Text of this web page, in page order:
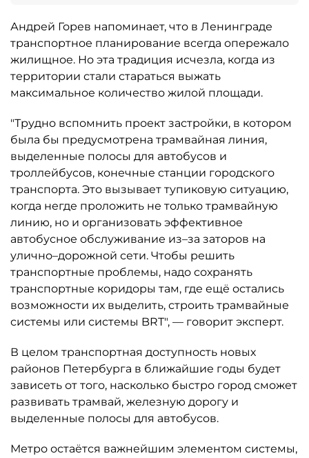
Андрей Горев напоминает, что в Ленинграде
транспортное планирование всегда опережало
жилищное. Но эта традиция исчезла, когда из
территории стали стараться выжать
максимальное количество жилой площади.
"Трудно вспомнить проект застройки, в котором
была бы предусмотрена трамвайная линия,
выделенные полосы для автобусов и
троллейбусов, конечные станции городского
транспорта. Это вызывает тупиковую ситуацию,
когда негде проложить не только трамвайную
линию, но и организовать эффективное
автобусное обслуживание из–за заторов на
улично–дорожной сети. Чтобы решить
транспортные проблемы, надо сохранять
транспортные коридоры там, где ещё остались
возможности их выделить, строить трамвайные
системы или системы BRT", — говорит эксперт.
В целом транспортная доступность новых
районов Петербурга в ближайшие годы будет
зависеть от того, насколько быстро город сможет
развивать трамвай, железную дорогу и
выделенные полосы для автобусов.
Метро остаётся важнейшим элементом системы,